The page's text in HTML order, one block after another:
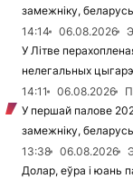
замежніку,
14:14
06.08.2026
У Літве
нелегальных
14:11
06.08.2026
У першай палове
замежніку,
13:38
06.08.2026
Долар, еўра і юань